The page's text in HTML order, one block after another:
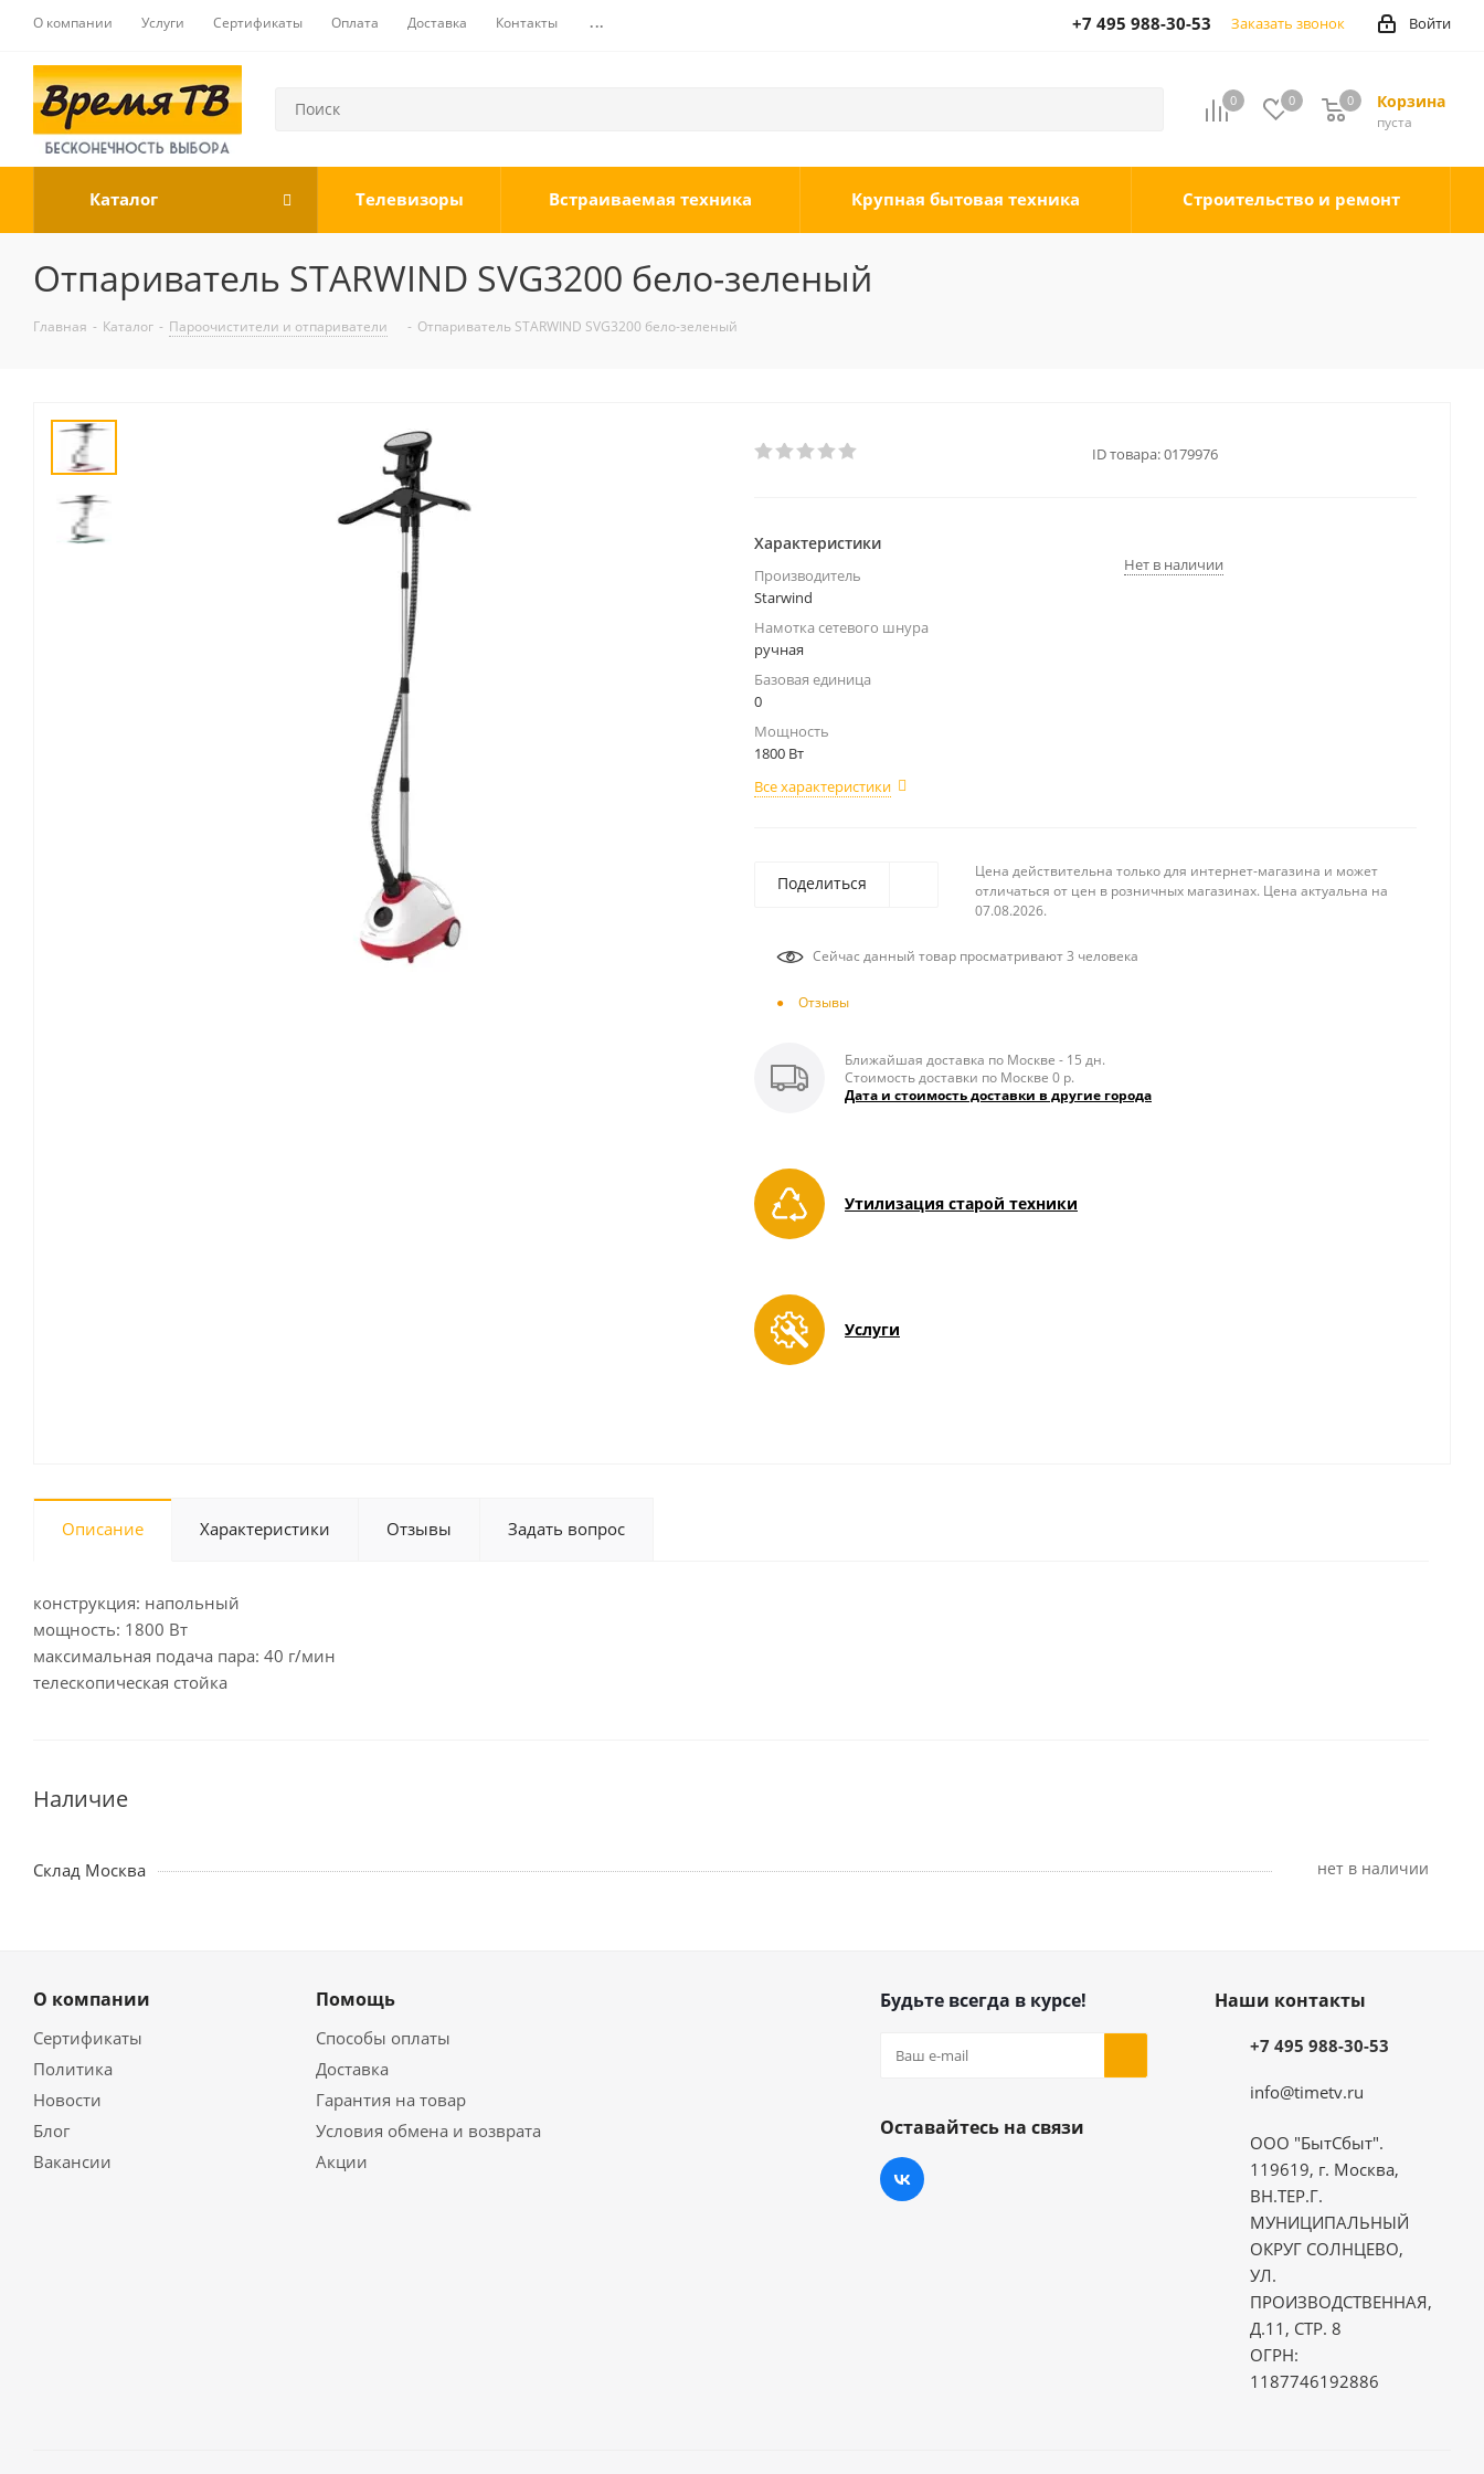
О компании Услуги Сертификаты Оплата Доставка Контакты ... Войти
+7 495 988-30-53 Заказать звонок
0 0 Корзина
0
пуста
0
Каталог Телевизоры Встраиваемая техника Крупная бытовая техника Строительство и ремонт
Отпариватель STARWIND SVG3200 бело-зеленый
Главная - Каталог - Пароочистители и отпариватели - Отпариватель STARWIND SVG3200 бело-зеленый
ID товара:0179976
Характеристики
Производитель
Starwind
Намотка сетевого шнура
ручная
Базовая единица
0
Мощность
1800 Вт
Все характеристики
Нет в наличии
Поделиться
Цена действительна только для интернет-магазина и может
отличаться от цен в розничных магазинах. Цена актуальна на
07.08.2026.
Сейчас данный товар просматривают 3 человека
Отзывы
Ближайшая доставка по Москве - 15 дн.
Стоимость доставки по Москве 0 р.
Дата и стоимость доставки в другие города
Утилизация старой техники
Услуги
Описание Характеристики Отзывы Задать вопрос
конструкция: напольный
мощность: 1800 Вт
максимальная подача пара: 40 г/мин
телескопическая стойка
Наличие
Склад Москва Нет в наличии
О компании
Сертификаты
Политика
Новости
Блог
Вакансии
Помощь
Способы оплаты
Доставка
Гарантия на товар
Условия обмена и возврата
Акции
Будьте всегда в курсе!
Оставайтесь на связи
Наши контакты
+7 495 988-30-53
info@timetv.ru
ООО "БытСбыт".
119619, г. Москва,
ВН.ТЕР.Г.
МУНИЦИПАЛЬНЫЙ
ОКРУГ СОЛНЦЕВО,
УЛ.
ПРОИЗВОДСТВЕННАЯ,
Д.11, СТР. 8
ОГРН:
1187746192886